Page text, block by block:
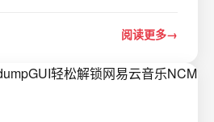
de/Deep-Live-Cam
阅读更多